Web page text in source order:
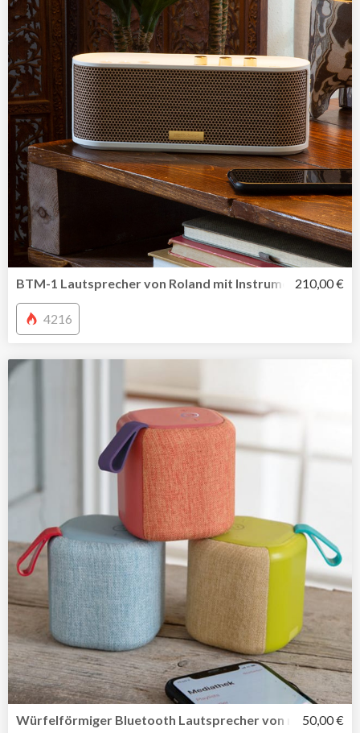
BTM-1 Lautsprecher von Roland mit Instrument210,00 €
4216
Würfelförmiger Bluetooth Lautsprecher von remember
50,00 €